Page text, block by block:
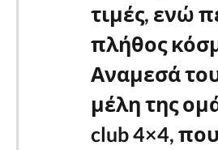
τιμές, ενώ
πλήθος
Αναμεσά
μέλη της
club 4×4, που